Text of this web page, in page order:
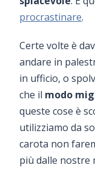
procrastinare.
Certe volte è
andare in
in ufficio, o
che il modo
queste cose è
utilizziamo da
carota non
più dalle nostre